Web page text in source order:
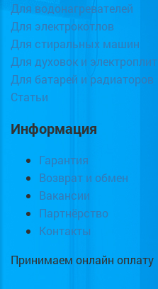
Для водонагревателей
Для электрокотлов
Для стиральных машин
Для духовок и электроплит
Для батарей и радиаторов
Статьи
Информация
Гарантия
Возврат и обмен
Вакансии
Партнёрство
Контакты
Принимаем онлайн оплату